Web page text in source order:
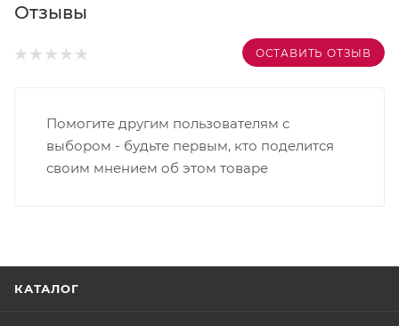
Отзывы
ОСТАВИТЬ ОТЗЫВ
Помогите другим пользователям с
выбором - будьте первым, кто поделится
своим мнением об этом товаре
КАТАЛОГ